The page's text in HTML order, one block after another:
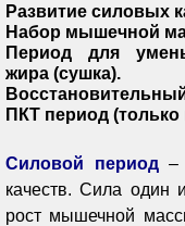
Развитие силовых
Набор мышечной
Период для
жира (сушка).
ПКТ период
Силовой период –
качеств. Сила один
рост мышечной